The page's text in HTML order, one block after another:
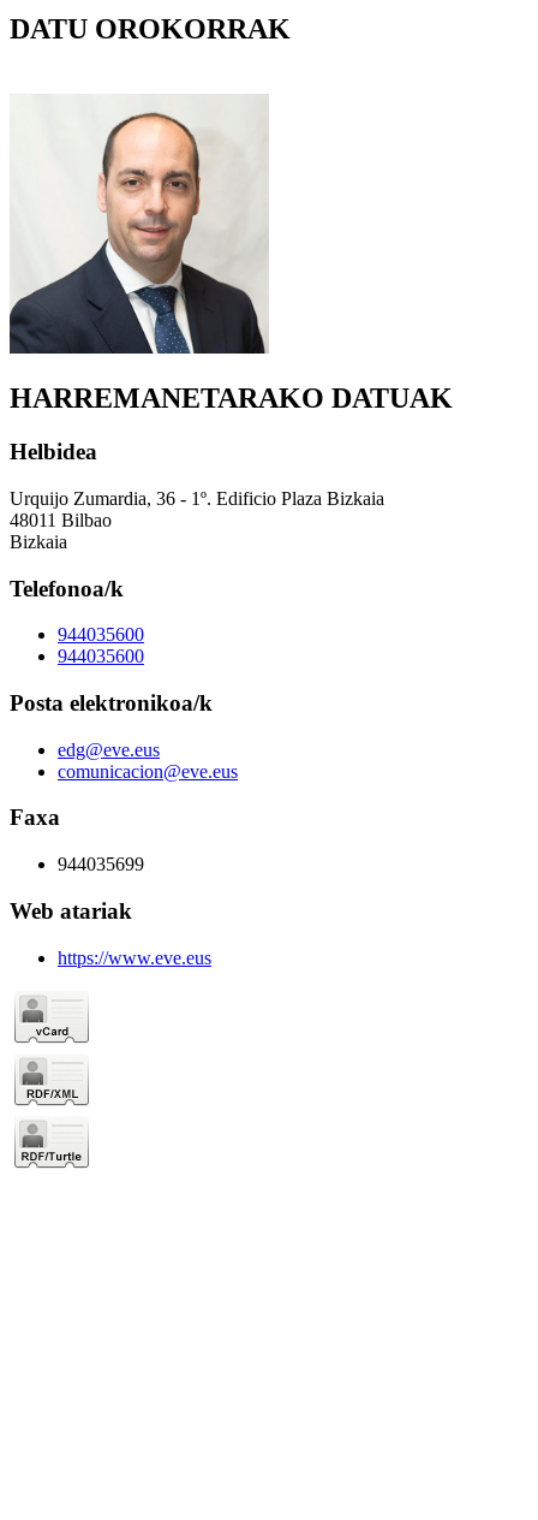
DATU OROKORRAK
HARREMANETARAKO DATUAK
Helbidea
Urquijo Zumardia, 36 - 1º. Edificio Plaza Bizkaia
48011 Bilbao
Bizkaia
Telefonoa/k
944035600
944035600
Posta elektronikoa/k
edg@eve.eus
comunicacion@eve.eus
Faxa
944035699
Web atariak
https://www.eve.eus